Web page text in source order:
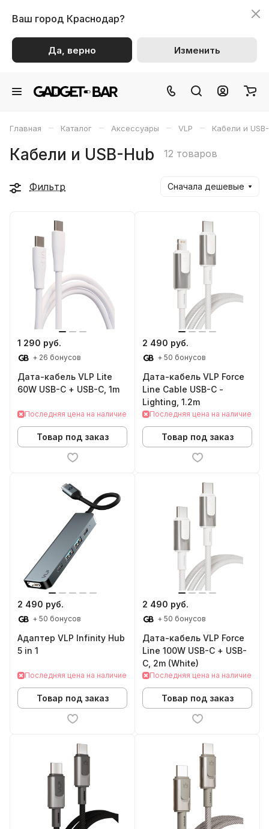
Ваш город Краснодар?
Да, верно Изменить
Главная – Каталог – Аксессуары – VLP – Кабели и
Кабели и USB-Hub 12 товаров
Фильтр Сначала дешевые
1 290 руб.
+ 26 бонусов
Дата-кабель VLP Lite
60W USB-C + USB-C, 1m
Последняя цена на наличие
Товар под заказ
2 490 руб.
+ 50 бонусов
Дата-кабель VLP Force
Line Cable USB-C -
Lighting, 1.2m
Последняя цена на наличие
Товар под заказ
2 490 руб.
+ 50 бонусов
Адаптер VLP Infinity Hub
5 in 1
Последняя цена на наличие
Товар под заказ
2 490 руб.
+ 50 бонусов
Дата-кабель VLP Force
Line 100W USB-C + USB-
C, 2m (White)
Последняя цена на наличие
Товар под заказ